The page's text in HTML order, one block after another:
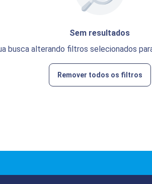
Sem resultados
busca alterando filtros selecionados
Remover todos os filtros